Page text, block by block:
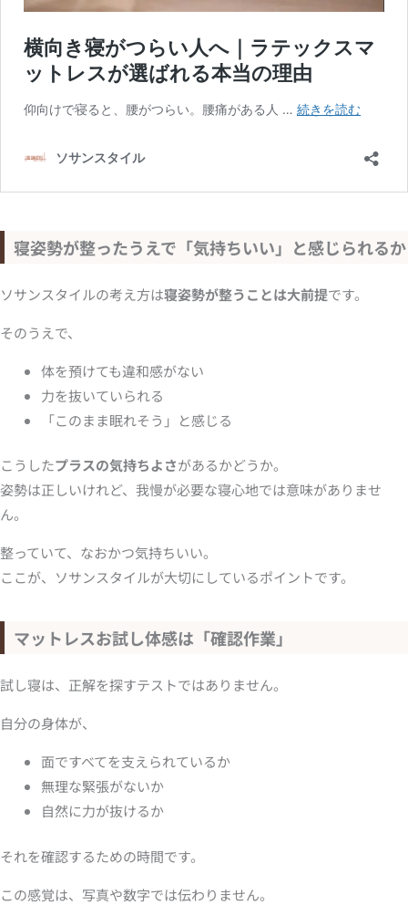
寝姿勢が整ったうえで「気持ちいい」と感じられるか
ソサンスタイルの考え方は寝姿勢が整うことは大前提です。
そのうえで、
体を預けても違和感がない
力を抜いていられる
「このまま眠れそう」と感じる
こうしたプラスの気持ちよさがあるかどうか。
姿勢は正しいけれど、我慢が必要な寝心地では意味がありませ
ん。
整っていて、なおかつ気持ちいい。
ここが、ソサンスタイルが大切にしているポイントです。
マットレスお試し体感は「確認作業」
試し寝は、正解を探すテストではありません。
自分の身体が、
面ですべてを支えられているか
無理な緊張がないか
自然に力が抜けるか
それを確認するための時間です。
この感覚は、写真や数字では伝わりません。